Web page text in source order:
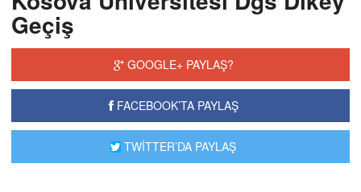
Geçiş
GOOGLE+ PAYLAŞ?
FACEBOOK’TA PAYLAŞ
TWİTTER’DA PAYLAŞ